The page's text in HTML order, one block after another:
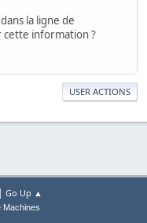
la ligne de
information ?
USER ACTIONS
Go Up ▲
Machines